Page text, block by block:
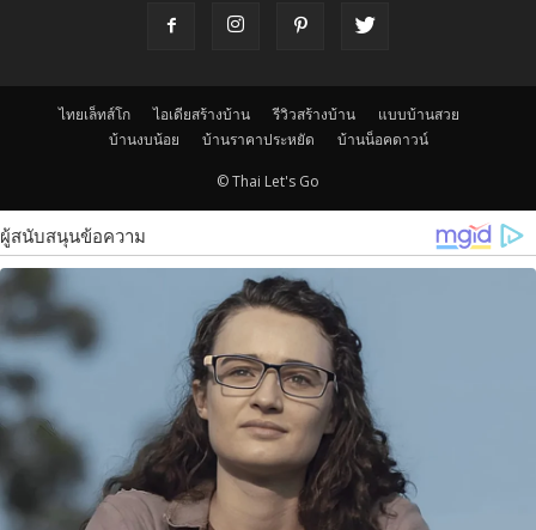
ไทยเล็ทส์โก ไอเดียสร้างบ้าน รีวิวสร้างบ้าน
แบบบ้านสวย
บ้านงบน้อย
บ้านราคาประหยัด บ้านน็อคดาวน์
© Thai Let's Go